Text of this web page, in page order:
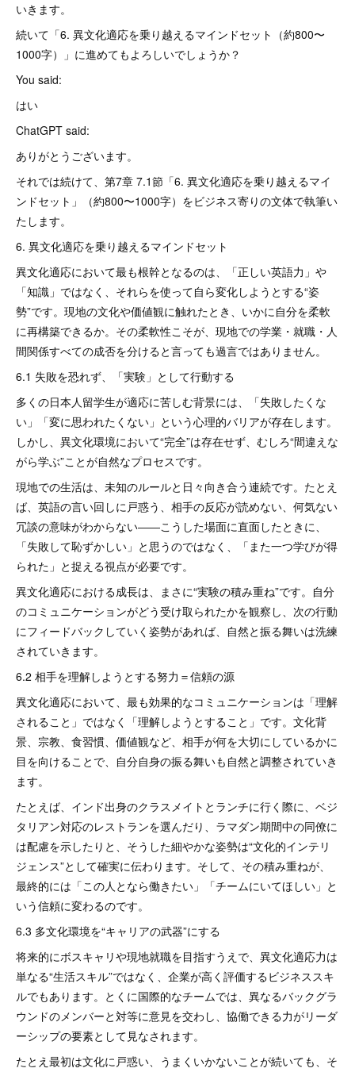
いきます。
続いて「6. 異文化適応を乗り越えるマインドセット（約800〜
1000字）」に進めてもよろしいでしょうか？
You said:
はい
ChatGPT said:
ありがとうございます。
それでは続けて、第7章 7.1節「6. 異文化適応を乗り越えるマイ
ンドセット」（約800〜1000字）をビジネス寄りの文体で執筆い
たします。
6. 異文化適応を乗り越えるマインドセット
異文化適応において最も根幹となるのは、「正しい英語力」や
「知識」ではなく、それらを使って自ら変化しようとする“姿
勢”です。現地の文化や価値観に触れたとき、いかに自分を柔軟
に再構築できるか。その柔軟性こそが、現地での学業・就職・人
間関係すべての成否を分けると言っても過言ではありません。
6.1 失敗を恐れず、「実験」として行動する
多くの日本人留学生が適応に苦しむ背景には、「失敗したくな
い」「変に思われたくない」という心理的バリアが存在します。
しかし、異文化環境において“完全”は存在せず、むしろ“間違えな
がら学ぶ”ことが自然なプロセスです。
現地での生活は、未知のルールと日々向き合う連続です。たとえ
ば、英語の言い回しに戸惑う、相手の反応が読めない、何気ない
冗談の意味がわからない――こうした場面に直面したときに、
「失敗して恥ずかしい」と思うのではなく、「また一つ学びが得
られた」と捉える視点が必要です。
異文化適応における成長は、まさに“実験の積み重ね”です。自分
のコミュニケーションがどう受け取られたかを観察し、次の行動
にフィードバックしていく姿勢があれば、自然と振る舞いは洗練
されていきます。
6.2 相手を理解しようとする努力＝信頼の源
異文化適応において、最も効果的なコミュニケーションは「理解
されること」ではなく「理解しようとすること」です。文化背
景、宗教、食習慣、価値観など、相手が何を大切にしているかに
目を向けることで、自分自身の振る舞いも自然と調整されていき
ます。
たとえば、インド出身のクラスメイトとランチに行く際に、ベジ
タリアン対応のレストランを選んだり、ラマダン期間中の同僚に
は配慮を示したりと、そうした細やかな姿勢は“文化的インテリ
ジェンス”として確実に伝わります。そして、その積み重ねが、
最終的には「この人となら働きたい」「チームにいてほしい」と
いう信頼に変わるのです。
6.3 多文化環境を“キャリアの武器”にする
将来的にボスキャリや現地就職を目指すうえで、異文化適応力は
単なる“生活スキル”ではなく、企業が高く評価するビジネススキ
ルでもあります。とくに国際的なチームでは、異なるバックグラ
ウンドのメンバーと対等に意見を交わし、協働できる力がリーダ
ーシップの要素として見なされます。
たとえ最初は文化に戸惑い、うまくいかないことが続いても、そ